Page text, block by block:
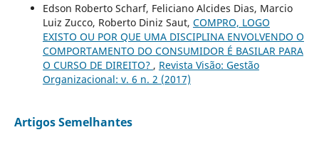
Edson Roberto Scharf, Feliciano Alcides Dias, Marcio
Luiz Zucco, Roberto Diniz Saut, COMPRO, LOGO
EXISTO OU POR QUE UMA DISCIPLINA ENVOLVENDO O
COMPORTAMENTO DO CONSUMIDOR É BASILAR PARA
O CURSO DE DIREITO? , Revista Visão: Gestão
Organizacional: v. 6 n. 2 (2017)
Artigos Semelhantes